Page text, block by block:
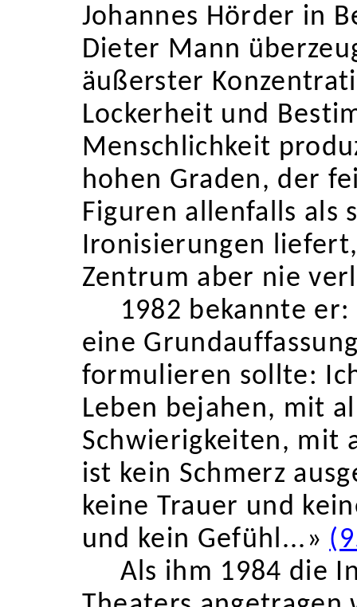
Johannes Hörder in
Dieter Mann
äußerster
Lockerheit und
Menschlichkeit
hohen Graden, der
Figuren allenfalls als
Ironisierungen
Zentrum aber nie
1982 bekannte
eine
formulieren sollte:
Leben bejahen, mit
Schwierigkeiten, mit
ist kein Schmerz
keine Trauer und
und kein Gefühl...»
Als ihm 1984 die